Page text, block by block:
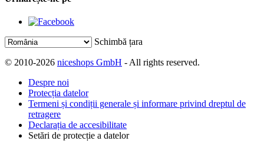
Schimbă țara
© 2010-2026 niceshops GmbH - All rights reserved.
Despre noi
Protecția datelor
Termeni și condiții generale și informare privind dreptul de
retragere
Declarația de accesibilitate
Setări de protecție a datelor